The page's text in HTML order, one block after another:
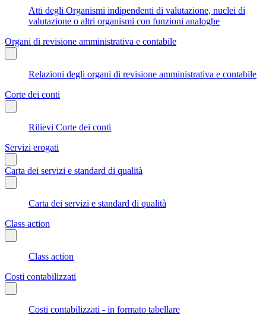
Atti degli Organismi indipendenti di valutazione, nuclei di
valutazione o altri organismi con funzioni analoghe
Organi di revisione amministrativa e contabile
Relazioni degli organi di revisione amministrativa e contabile
Corte dei conti
Rilievi Corte dei conti
Servizi erogati
Carta dei servizi e standard di qualità
Carta dei servizi e standard di qualità
Class action
Class action
Costi contabilizzati
Costi contabilizzati - in formato tabellare